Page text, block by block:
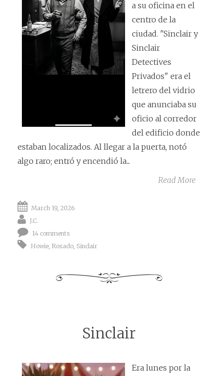
a su oficina en el
centro de la
ciudad. "Sinclair y
Sinclair
Detectives
Privados" era el
letrero del vidrio
que anunciaba su
oficio al corredor
del edificio donde
estaban localizados. Al llegar a la puerta, notó
algo raro; entró y encendió la...
Read More
March 19, 2026
J.C.
14 comments
Howie Rosado Sinclair
Sinclair
Era lunes por la